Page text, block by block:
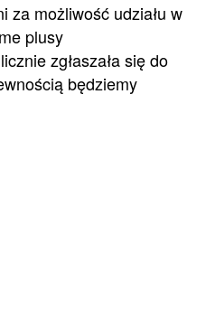
za możliwość udziału w
plusy
zgłaszała się do
będziemy